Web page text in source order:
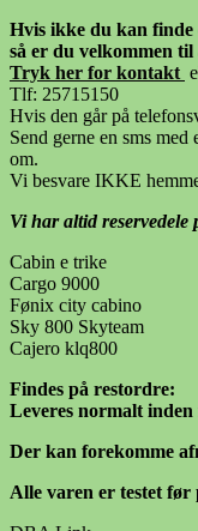
Hvis ikke du kan finde
så er du velkommen
Tryk her for kontakt
Tlf: 25715150
Hvis den går på
Send gerne en sms
om.
Vi besvare IKKE
Vi har altid reservedele
Cabin e trike
Cargo 9000
Fønix city cabino
Sky 800 Skyteam
Cajero klq800
Findes på restordre:
Leveres normalt inden
Der kan forekomme
Alle varen er testet før